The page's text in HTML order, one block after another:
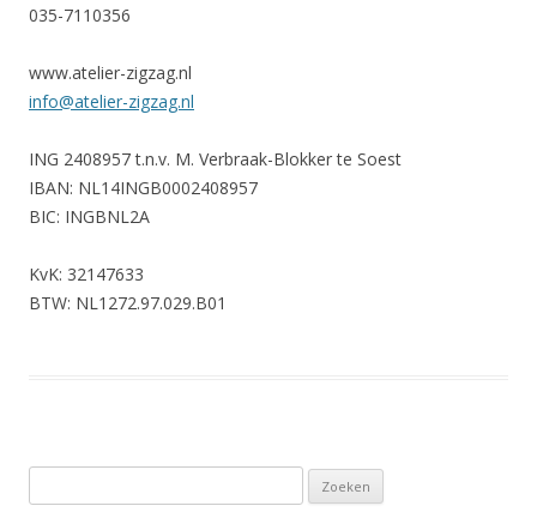
035-7110356
www.atelier-zigzag.nl
info@atelier-zigzag.nl
ING 2408957 t.n.v. M. Verbraak-Blokker te Soest
IBAN: NL14INGB0002408957
BIC: INGBNL2A
KvK: 32147633
BTW: NL1272.97.029.B01
naar: